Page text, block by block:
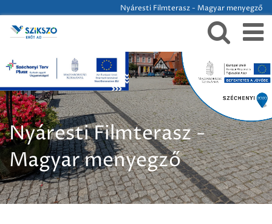
Nyáresti Filmterasz - Magyar menyegző
Nyáresti Filmterasz -
Magyar menyegző